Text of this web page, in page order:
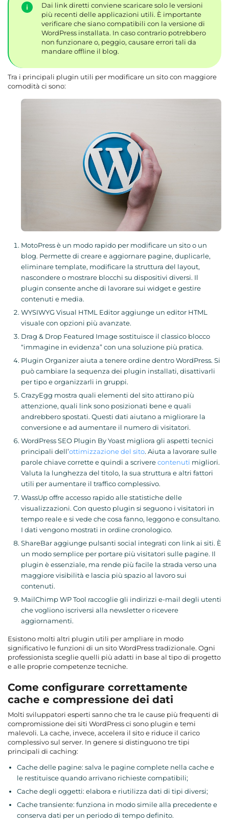
Dai link diretti conviene scaricare solo le versioni
più recenti delle applicazioni utili. È importante
verificare che siano compatibili con la versione di
WordPress installata. In caso contrario potrebbero
non funzionare o, peggio, causare errori tali da
mandare offline il blog.
Tra i principali plugin utili per modificare un sito con maggiore
comodità ci sono:
MotoPress è un modo rapido per modificare un sito o un
blog. Permette di creare e aggiornare pagine, duplicarle,
eliminare template, modificare la struttura del layout,
nascondere o mostrare blocchi su dispositivi diversi. Il
plugin consente anche di lavorare sui widget e gestire
contenuti e media.
WYSIWYG Visual HTML Editor aggiunge un editor HTML
visuale con opzioni più avanzate.
Drag & Drop Featured Image sostituisce il classico blocco
“immagine in evidenza” con una soluzione più pratica.
Plugin Organizer aiuta a tenere ordine dentro WordPress. Si
può cambiare la sequenza dei plugin installati, disattivarli
per tipo e organizzarli in gruppi.
CrazyEgg mostra quali elementi del sito attirano più
attenzione, quali link sono posizionati bene e quali
andrebbero spostati. Questi dati aiutano a migliorare la
conversione e ad aumentare il numero di visitatori.
WordPress SEO Plugin By Yoast migliora gli aspetti tecnici
principali dell’ottimizzazione del sito. Aiuta a lavorare sulle
parole chiave corrette e quindi a scriverecontenuti migliori.
Valuta la lunghezza del titolo, la sua struttura e altri fattori
utili per aumentare il traffico complessivo.
WassUp offre accesso rapido alle statistiche delle
visualizzazioni. Con questo plugin si seguono i visitatori in
tempo reale e si vede che cosa fanno, leggono e consultano.
I dati vengono mostrati in ordine cronologico.
ShareBar aggiunge pulsanti social integrati con link ai siti. È
un modo semplice per portare più visitatori sulle pagine. Il
plugin è essenziale, ma rende più facile la strada verso una
maggiore visibilità e lascia più spazio al lavoro sui
contenuti.
MailChimp WP Tool raccoglie gli indirizzi e-mail degli utenti
che vogliono iscriversi alla newsletter o ricevere
aggiornamenti.
Esistono molti altri plugin utili per ampliare in modo
significativo le funzioni di un sito WordPress tradizionale. Ogni
professionista sceglie quelli più adatti in base al tipo di progetto
e alle proprie competenze tecniche.
Come configurare correttamente
cache e compressione dei dati
Molti sviluppatori esperti sanno che tra le cause più frequenti di
compromissione dei siti WordPress ci sono plugin e temi
malevoli. La cache, invece, accelera il sito e riduce il carico
complessivo sul server. In genere si distinguono tre tipi
principali di caching:
Cache delle pagine: salva le pagine complete nella cache e
le restituisce quando arrivano richieste compatibili;
Cache degli oggetti: elabora e riutilizza dati di tipi diversi;
Cache transiente: funziona in modo simile alla precedente e
conserva dati per un periodo di tempo definito.